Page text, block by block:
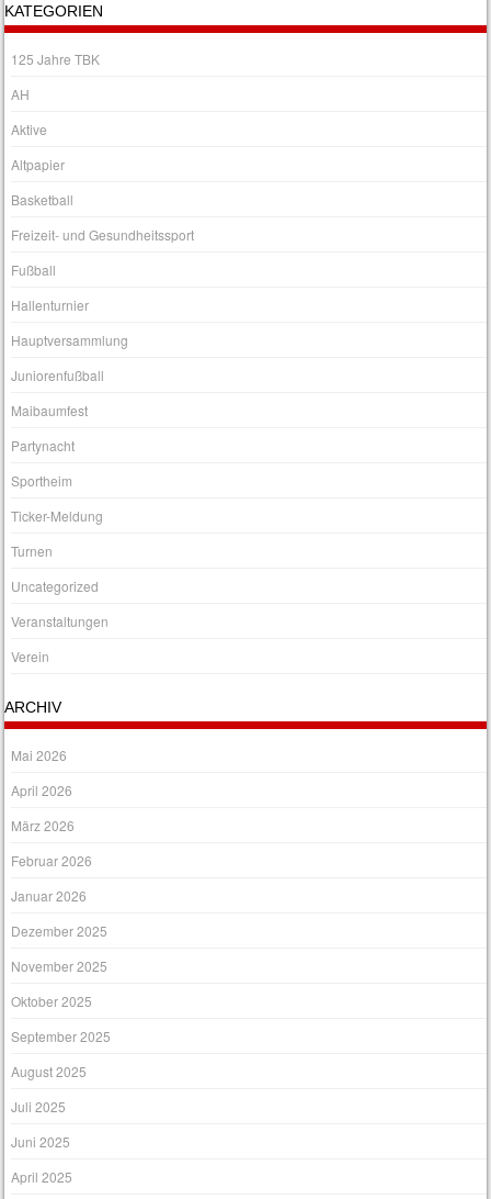
KATEGORIEN
125 Jahre TBK
AH
Aktive
Altpapier
Basketball
Freizeit- und Gesundheitssport
Fußball
Hallenturnier
Hauptversammlung
Juniorenfußball
Maibaumfest
Partynacht
Sportheim
Ticker-Meldung
Turnen
Uncategorized
Veranstaltungen
Verein
ARCHIV
Mai 2026
April 2026
März 2026
Februar 2026
Januar 2026
Dezember 2025
November 2025
Oktober 2025
September 2025
August 2025
Juli 2025
Juni 2025
April 2025